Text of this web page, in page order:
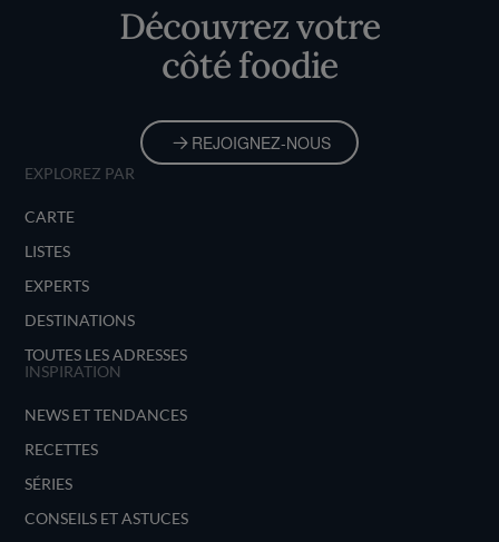
Découvrez votre
côté foodie
REJOIGNEZ-NOUS
EXPLOREZ PAR
CARTE
LISTES
EXPERTS
DESTINATIONS
TOUTES LES ADRESSES
INSPIRATION
NEWS ET TENDANCES
RECETTES
SÉRIES
CONSEILS ET ASTUCES